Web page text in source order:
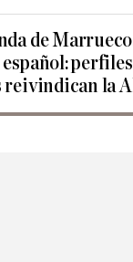
de
reivindican la